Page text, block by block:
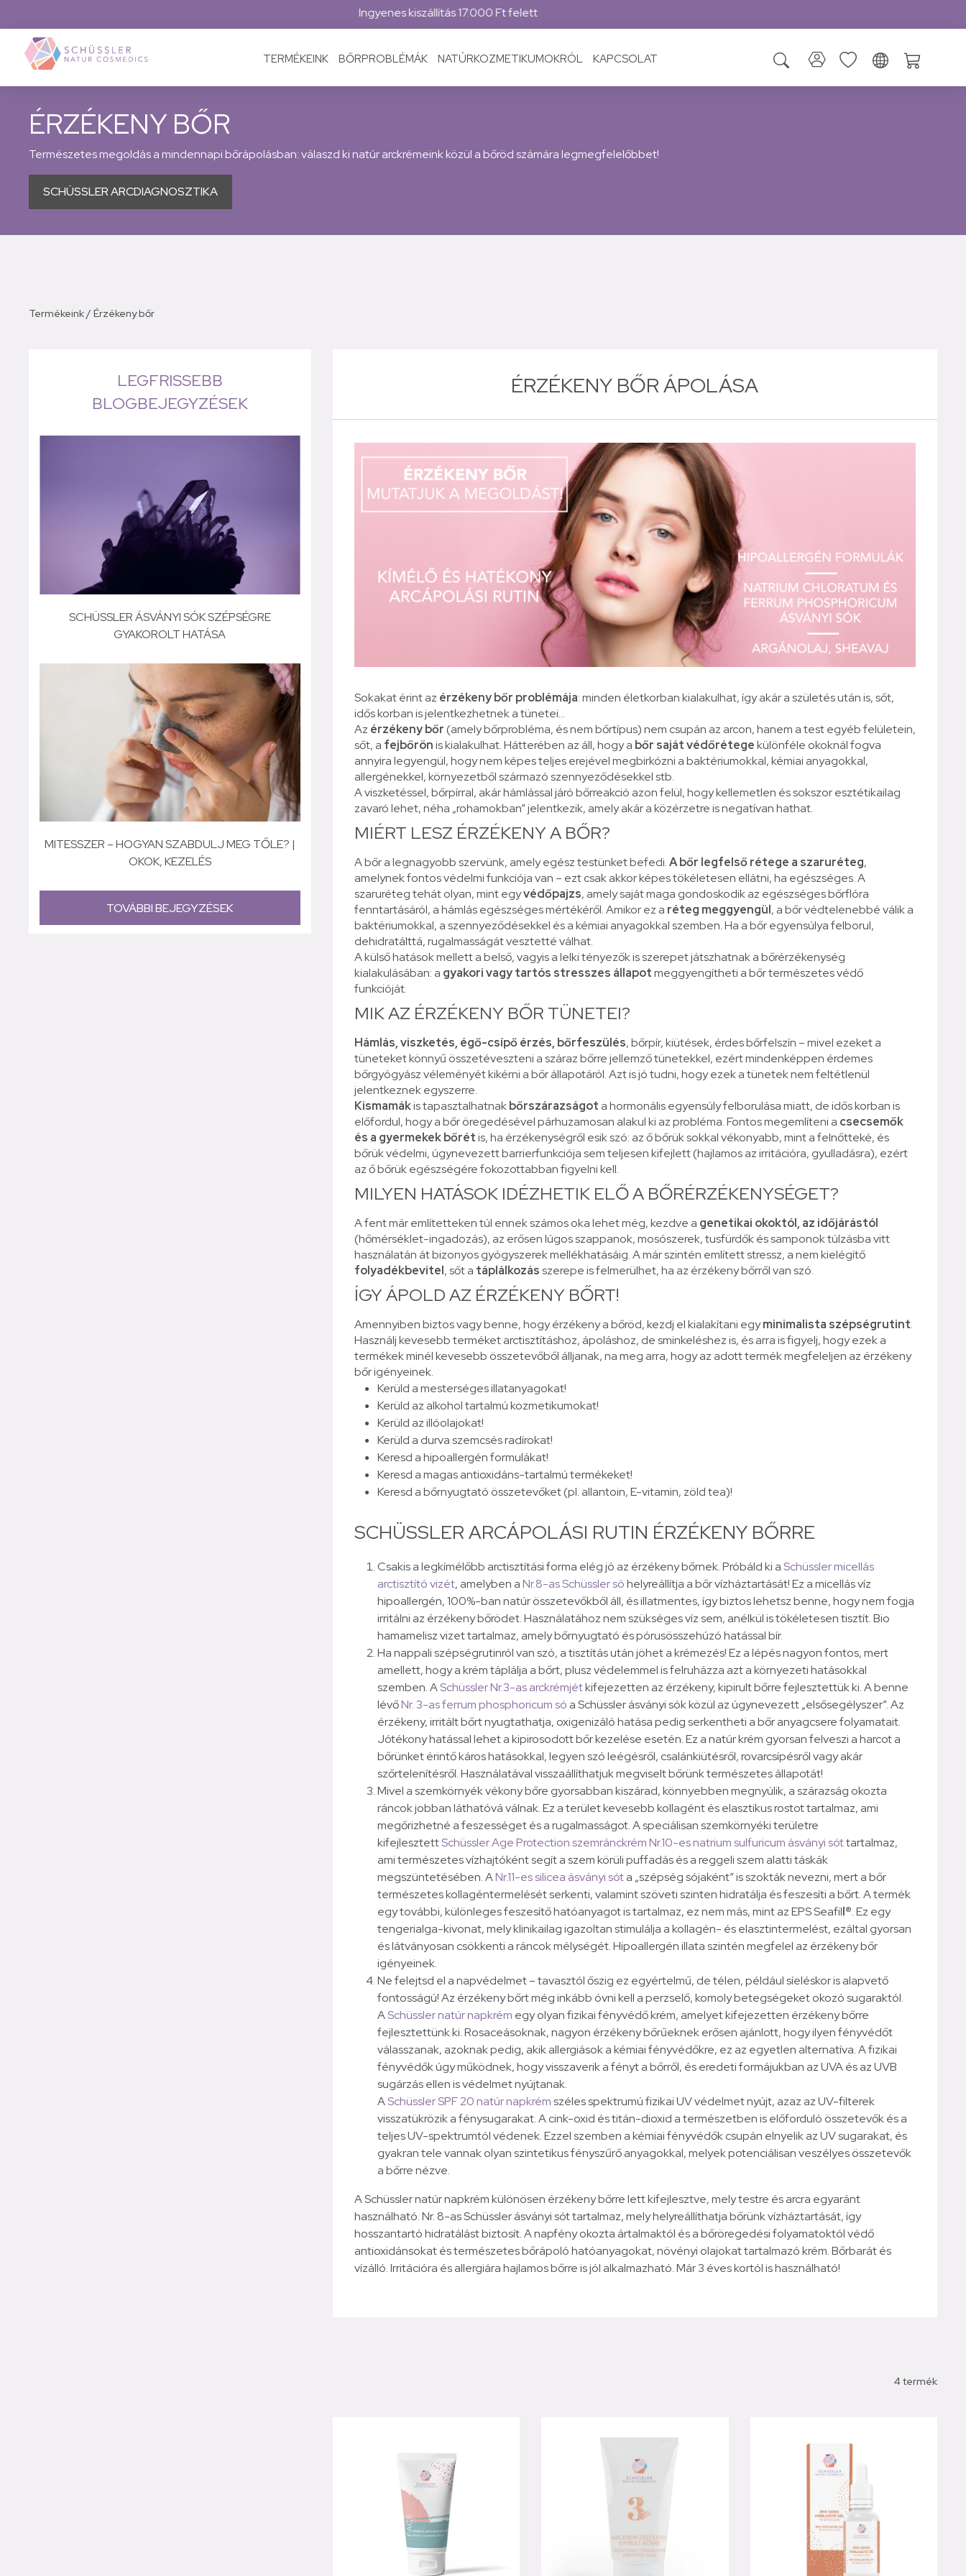
Magyar márka
TERMÉKEINK BŐRPROBLÉMÁK NATÚRKOZMETIKUMOKRÓL KAPCSOLAT
ÉRZÉKENY BŐR
Természetes megoldás a mindennapi bőrápolásban: válaszd ki natúr arckrémeink közül a bőröd számára legmegfelelőbbet!
SCHÜSSLER ARCDIAGNOSZTIKA
Termékeink/ Érzékeny bőr
ÉRZÉKENY BŐR ÁPOLÁSA
Sokakat érint az érzékeny bőr problémája: minden életkorban kialakulhat, így akár a születés után is, sőt,
idős korban is jelentkezhetnek a tünetei…
Az érzékeny bőr(amely bőrprobléma, és nem bőrtípus) nem csupán az arcon, hanem a test egyéb felületein,
sőt, a fejbőrönis kialakulhat. Hátterében az áll, hogy a bőr saját védőrétegekülönféle okoknál fogva
annyira legyengül, hogy nem képes teljes erejével megbirkózni a baktériumokkal, kémiai anyagokkal,
allergénekkel, környezetből származó szennyeződésekkel stb.
A viszketéssel, bőrpírral, akár hámlással járó bőrreakció azon felül, hogy kellemetlen és sokszor esztétikailag
zavaró lehet, néha „rohamokban” jelentkezik, amely akár a közérzetre is negatívan hathat.
MIÉRT LESZ ÉRZÉKENY A BŐR?
A bőr a legnagyobb szervünk, amely egész testünket befedi.A bőr legfelső rétege a szaruréteg,
amelynek fontos védelmi funkciója van – ezt csak akkor képes tökéletesen ellátni, ha egészséges. A
szaruréteg tehát olyan, mint egyvédőpajzs, amely saját maga gondoskodik az egészséges bőrflóra
fenntartásáról, a hámlás egészséges mértékéről. Amikor ez a réteg meggyengül, a bőr védtelenebbé válik a
baktériumokkal, a szennyeződésekkel és a kémiai anyagokkal szemben. Ha a bőr egyensúlya felborul,
dehidratálttá, rugalmasságát vesztetté válhat.
A külső hatások mellett a belső, vagyis a lelki tényezők is szerepet játszhatnak a bőrérzékenység
kialakulásában: a gyakori vagy tartós stresszes állapotmeggyengítheti a bőr természetes védő
funkcióját.
MIK AZ ÉRZÉKENY BŐR TÜNETEI?
Hámlás, viszketés, égő-csípő érzés, bőrfeszülés, bőrpír, kiütések, érdes bőrfelszín – mivel ezeket a
tüneteket könnyű összetéveszteni a száraz bőrre jellemző tünetekkel, ezért mindenképpen érdemes
bőrgyógyász véleményét kikérni a bőr állapotáról. Azt is jó tudni, hogy ezek a tünetek nem feltétlenül
jelentkeznek egyszerre.
Kismamákis tapasztalhatnakbőrszárazságot a hormonális egyensúly felborulása miatt, de idős korban is
előfordul, hogy a bőr öregedésével párhuzamosan alakul ki az probléma. Fontos megemlíteni a csecsemők
és a gyermekek bőrétis, ha érzékenységről esik szó: az ő bőrük sokkal vékonyabb, mint a felnőtteké, és
bőrük védelmi, úgynevezett barrierfunkciója sem teljesen kifejlett (hajlamos az irritációra, gyulladásra), ezért
az ő bőrük egészségére fokozottabban figyelni kell.
MILYEN HATÁSOK IDÉZHETIK ELŐ A BŐRÉRZÉKENYSÉGET?
A fent már említetteken túl ennek számos oka lehet még, kezdve a genetikai okoktól, az időjárástól
(hőmérséklet-ingadozás), az erősen lúgos szappanok, mosószerek, tusfürdők és samponok túlzásba vitt
használatán át bizonyos gyógyszerek mellékhatásáig. A már szintén említett stressz, a nem kielégítő
folyadékbevitel, sőt a táplálkozásszerepe is felmerülhet, ha az érzékeny bőrről van szó.
ÍGY ÁPOLD AZ ÉRZÉKENY BŐRT!
Amennyiben biztos vagy benne, hogy érzékeny a bőröd, kezdj el kialakítani egyminimalista szépségrutint.
Használj kevesebb terméket arctisztításhoz, ápoláshoz, de sminkeléshez is, és arra is figyelj, hogy ezek a
termékek minél kevesebb összetevőből álljanak, na meg arra, hogy az adott termék megfeleljen az érzékeny
bőr igényeinek.
Kerüld a mesterséges illatanyagokat!
Kerüld az alkohol tartalmú kozmetikumokat!
Kerüld az illóolajokat!
Kerüld a durva szemcsés radírokat!
Keresd a hipoallergén formulákat!
Keresd a magas antioxidáns-tartalmú termékeket!
Keresd a bőrnyugtató összetevőket (pl. allantoin, E-vitamin, zöld tea)!
SCHÜSSLER ARCÁPOLÁSI RUTIN ÉRZÉKENY BŐRRE
Csakis a legkímélőbb arctisztítási forma elég jó az érzékeny bőrnek. Próbáld ki aSchüssler micellás
arctisztító vizét, amelyben aNr.8-as Schüssler sóhelyreállítja a bőr vízháztartását! Ez a micellás víz
hipoallergén, 100%-ban natúr összetevőkből áll, és illatmentes, így biztos lehetsz benne, hogy nem fogja
irritálni az érzékeny bőrödet. Használatához nem szükséges víz sem, anélkül is tökéletesen tisztít. Bio
hamamelisz vizet tartalmaz, amely bőrnyugtató és pórusösszehúzó hatással bír.
Ha nappali szépségrutinról van szó, a tisztítás után jöhet a krémezés! Ez a lépés nagyon fontos, mert
amellett, hogy a krém táplálja a bőrt, plusz védelemmel is felruházza azt a környezeti hatásokkal
szemben. ASchüssler Nr.3-as arckrémjétkifejezetten az érzékeny, kipirult bőrre fejlesztettük ki. A benne
lévőNr. 3-as ferrum phosphoricum só a Schüssler ásványi sók közül az úgynevezett „elsősegélyszer”. Az
érzékeny, irritált bőrt nyugtathatja, oxigenizáló hatása pedig serkentheti a bőr anyagcsere folyamatait.
Jótékony hatással lehet a kipirosodott bőr kezelése esetén. Ez a natúr krém gyorsan felveszi a harcot a
bőrünket érintő káros hatásokkal, legyen szó leégésről, csalánkiütésről, rovarcsípésről vagy akár
szőrtelenítésről. Használatával visszaállíthatjuk megviselt bőrünk természetes állapotát!
Mivel a szemkörnyék vékony bőre gyorsabban kiszárad, könnyebben megnyúlik, a szárazság okozta
ráncok jobban láthatóvá válnak. Ez a terület kevesebb kollagént és elasztikus rostot tartalmaz, ami
megőrizhetné a feszességet és a rugalmasságot. A speciálisan szemkörnyéki területre
kifejlesztettSchüssler Age Protection szemránckrémNr.10-es natrium sulfuricum ásványi sóttartalmaz,
ami természetes vízhajtóként segít a szem körüli puffadás és a reggeli szem alatti táskák
megszüntetésében. ANr.11-es silicea ásványi sóta „szépség sójaként” is szokták nevezni, mert a bőr
természetes kollagéntermelését serkenti, valamint szöveti szinten hidratálja és feszesíti a bőrt. A termék
egy további, különleges feszesítő hatóanyagot is tartalmaz, ez nem más, mint az EPS Seafill®. Ez egy
tengerialga-kivonat, mely klinikailag igazoltan stimulálja a kollagén- és elasztintermelést, ezáltal gyorsan
és látványosan csökkenti a ráncok mélységét. Hipoallergén illata szintén megfelel az érzékeny bőr
igényeinek.
Ne felejtsd el a napvédelmet – tavasztól őszig ez egyértelmű, de télen, például síeléskor is alapvető
fontosságú! Az érzékeny bőrt még inkább óvni kell a perzselő, komoly betegségeket okozó sugaraktól.
ASchüssler natúr napkrém egy olyan fizikai fényvédő krém, amelyet kifejezetten érzékeny bőrre
fejlesztettünk ki. Rosaceásoknak, nagyon érzékeny bőrűeknek erősen ajánlott, hogy ilyen fényvédőt
válasszanak, azoknak pedig, akik allergiások a kémiai fényvédőkre, ez az egyetlen alternatíva. A fizikai
fényvédők úgy működnek, hogy visszaverik a fényt a bőrről, és eredeti formájukban az UVA és az UVB
sugárzás ellen is védelmet nyújtanak.
ASchüssler SPF 20 natúr napkrémszéles spektrumú fizikai UV védelmet nyújt, azaz az UV-filterek
visszatükrözik a fénysugarakat. A cink-oxid és titán-dioxid a természetben is előforduló összetevők és a
teljes UV-spektrumtól védenek. Ezzel szemben a kémiai fényvédők csupán elnyelik az UV sugarakat, és
gyakran tele vannak olyan szintetikus fényszűrő anyagokkal, melyek potenciálisan veszélyes összetevők
a bőrre nézve.
A Schüssler natúr napkrém különösen érzékeny bőrre lett kifejlesztve, mely testre és arcra egyaránt
használható. Nr. 8-as Schüssler ásványi sót tartalmaz, mely helyreállíthatja bőrünk vízháztartását, így
hosszantartó hidratálást biztosít. A napfény okozta ártalmaktól és a bőröregedési folyamatoktól védő
antioxidánsokat és természetes bőrápoló hatóanyagokat, növényi olajokat tartalmazó krém. Bőrbarát és
vízálló. Irritációra és allergiára hajlamos bőrre is jól alkalmazható. Már 3 éves kortól is használható!
4 termék
LEGFRISSEBB
BLOGBEJEGYZÉSEK
SCHÜSSLER ÁSVÁNYI SÓK SZÉPSÉGRE
GYAKOROLT HATÁSA
MITESSZER – HOGYAN SZABDULJ MEG TŐLE? |
OKOK, KEZELÉS
TOVÁBBI BEJEGYZÉSEK